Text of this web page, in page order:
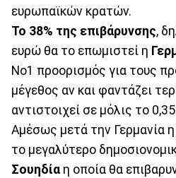
ευρωπαϊκών κρατών.
Το 38% της επιβάρυνσης,
ευρώ θα το επωμιστεί η
Νο1 προορισμός για τους
μέγεθος αν και φαντάζει
αντιστοιχεί σε μόλις το
Αμέσως μετά την Γερμανία
το μεγαλύτερο
Σουηδία η οποία θα